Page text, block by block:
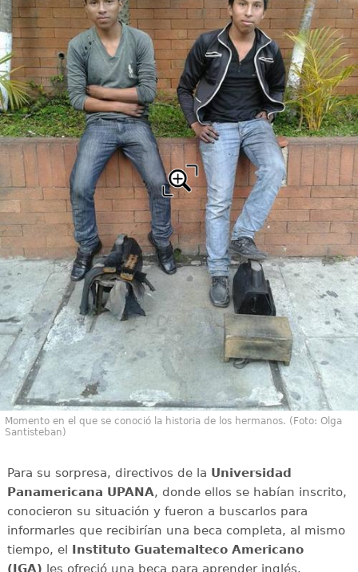
Momento en el que se conoció la historia de los hermanos. (Foto: Olga
Santisteban)
Para su sorpresa, directivos de la Universidad
Panamericana UPANA, donde ellos se habían inscrito,
conocieron su situación y fueron a buscarlos para
informarles que recibirían una beca completa, al mismo
tiempo, el Instituto Guatemalteco Americano
(IGA) les ofreció una beca para aprender inglés.